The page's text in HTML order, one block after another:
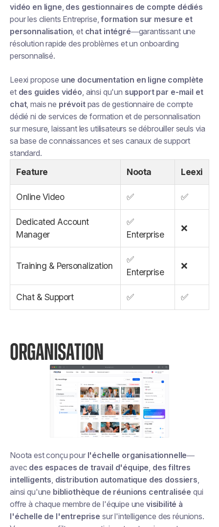
vidéo en ligne des gestionnaires de compte dédiés
pour les clients Entreprise,formation sur mesure et
personnalisation , et chat intégré—garantissant une
résolution rapide des problèmes et un onboarding
personnalisé.
Leexi propose une documentation en ligne complète
et des guides vidéo , ainsi qu'un support par e-mail et
chat, mais ne prévoitpas de gestionnaire de compte
dédié ni de services de formation et de personnalisation
sur mesure, laissant les utilisateurs se débrouiller seuls via
sa base de connaissances et ses canaux de support
standard.
Feature Noota Leexi
Online Video ✅ ✅
Dedicated Account
Manager
✅
Enterprise
❌
Training & Personalization
✅
Enterprise
❌
Chat & Support ✅ ✅
ORGANISATION
Noota est conçu pour l'échelle organisationnelle—
avec des espaces de travail d'équipe des filtres
intelligents distribution automatique des dossiers
ainsi qu'une bibliothèque de réunions centralisée qui
offre à chaque membre de l'équipe une visibilité à
l'échelle de l'entreprise sur l'intelligence des réunions.